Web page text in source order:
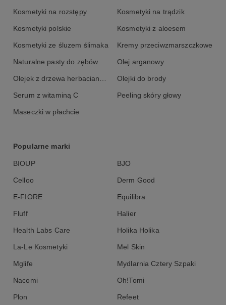
Kosmetyki na rozstępy Kosmetyki na trądzik
Kosmetyki polskie Kosmetyki z aloesem
Kosmetyki ze śluzem ślimaka Kremy przeciwzmarszczkowe
Naturalne pasty do zębów Olej arganowy
Olejek z drzewa herbacianego Olejki do brody
Serum z witaminą C Peeling skóry głowy
Maseczki w płachcie
Popularne marki
BIOUP BJO
Celloo Derm Good
E-FIORE Equilibra
Fluff Halier
Health Labs Care Holika Holika
La-Le Kosmetyki Mel Skin
Mglife Mydlarnia Cztery Szpaki
Nacomi Oh!Tomi
Plon Refeet